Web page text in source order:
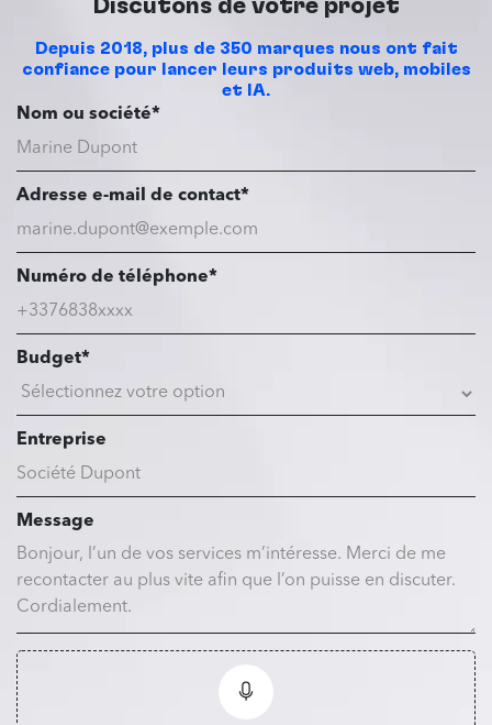
Discutons de votre projet
Depuis 2018, plus de 350 marques nous ont fait
confiance pour lancer leurs produits web, mobiles
et IA.
Nom ou société*
Adresse e-mail de contact*
Numéro de téléphone*
Budget*
Entreprise
Message